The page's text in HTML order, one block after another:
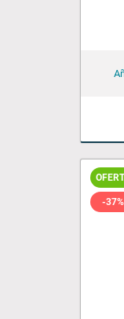
-37%